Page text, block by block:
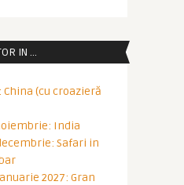
IN …
(cu croazieră
India
Safari in
2027: Gran